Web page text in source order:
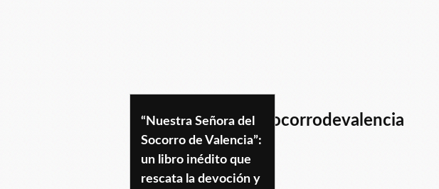
nuestrasenoradelsocorrodevalencia
“Nuestra Señora del
Socorro de Valencia”:
un libro inédito que
rescata la devoción y